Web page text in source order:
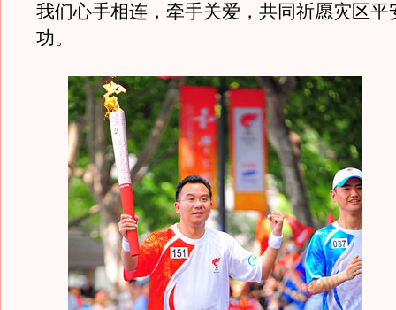
我们心手相连，牵手关爱，共同祈愿灾区平
功。